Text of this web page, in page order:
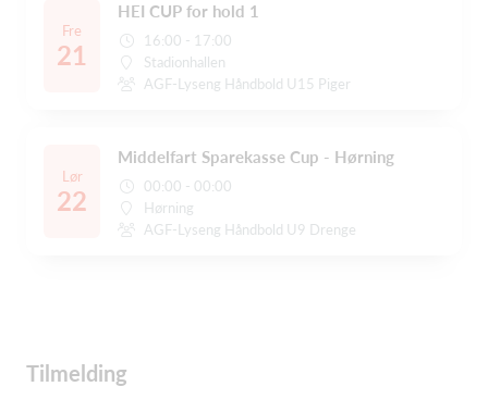
Fre
21
HEI CUP for hold 1
16:00 - 17:00
Stadionhallen
AGF-Lyseng Håndbold U15 Piger
Lør
22
Middelfart Sparekasse Cup - Hørning
00:00 - 00:00
Hørning
AGF-Lyseng Håndbold U9 Drenge
Tilmelding